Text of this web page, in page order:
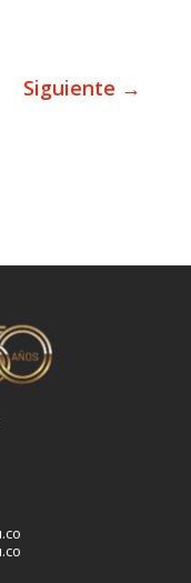
Siguiente →